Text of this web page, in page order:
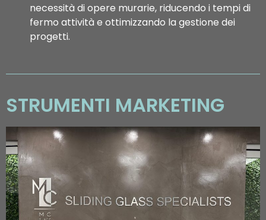
necessità di opere murarie, riducendo i tempi di
fermo attività e ottimizzando la gestione dei
progetti.
STRUMENTI MARKETING